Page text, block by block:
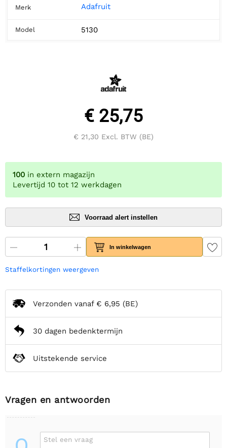
Merk Adafruit
Model 5130
€ 25,75
€ 21,30 Excl. BTW (BE)
100 in extern magazijn
Levertijd 10 tot 12 werkdagen
Voorraad alert instellen
In winkelwagen
Staffelkortingen weergeven
Verzonden vanaf € 6,95 (BE)
30 dagen bedenktermijn
Uitstekende service
Vragen en antwoorden
Stel een vraag